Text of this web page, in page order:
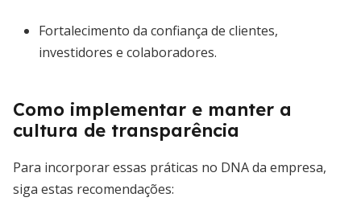
Fortalecimento da confiança de clientes,
investidores e colaboradores.
Como implementar e manter a
cultura de transparência
Para incorporar essas práticas no DNA da empresa,
siga estas recomendações: